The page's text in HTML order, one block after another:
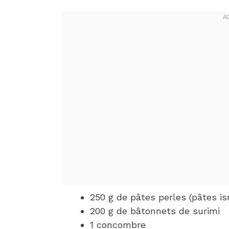
250 g de pâtes perles (pâtes
200 g de bâtonnets de surimi
1 concombre